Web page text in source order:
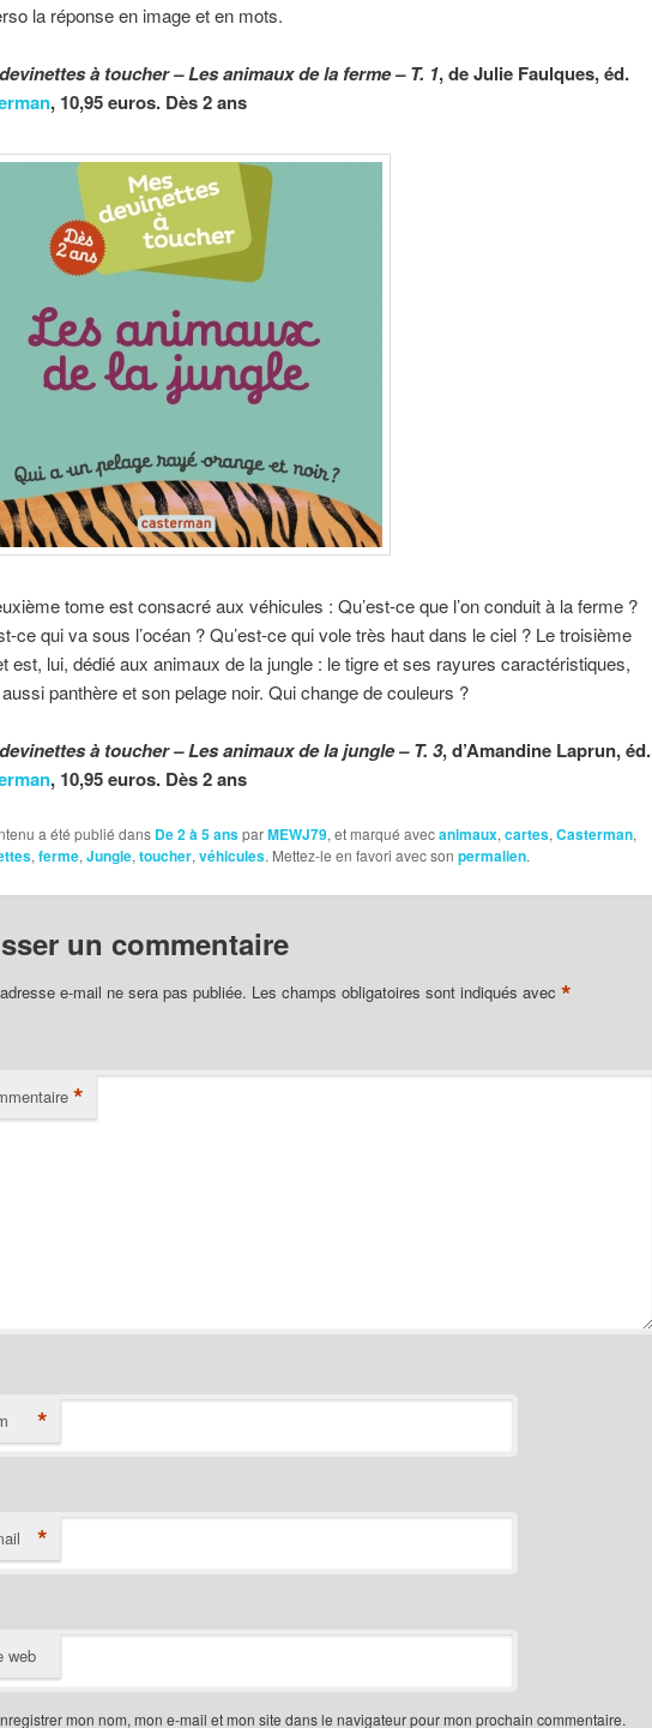
la réponse en image et en mots.
à toucher – Les animaux de la ferme – T. 1, de Julie Faulques, éd.
, 10,95 euros. Dès 2 ans
tome est consacré aux véhicules : Qu’est-ce que l’on conduit à la ferme ?
ce qui va sous l’océan ? Qu’est-ce qui vole très haut dans le ciel ? Le troisième
est, lui, dédié aux animaux de la jungle : le tigre et ses rayures caractéristiques,
panthère et son pelage noir. Qui change de couleurs ?
à toucher – Les animaux de la jungle – T. 3, d’Amandine Laprun, éd.
, 10,95 euros. Dès 2 ans
a été publié dans De 2 à 5 ansparMEWJ79, et marqué avecanimaux, cartes, Casterman,
, ferme, Jungle, toucher, véhicules. Mettez-le en favori avec son permalien.
un commentaire
e-mail ne sera pas publiée. Les champs obligatoires sont indiqués avec *
*
*
*
web
mon nom, mon e-mail et mon site dans le navigateur pour mon prochain commentaire.